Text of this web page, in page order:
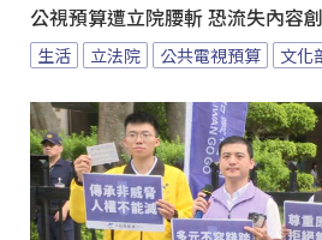
公視預算遭立院腰斬 恐流失內容
生活 立法院 公共電視預算 文化